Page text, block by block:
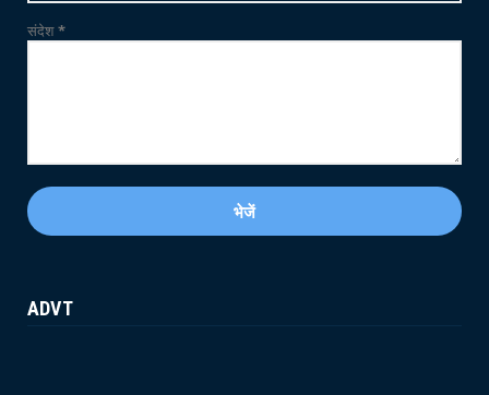
संदेश*
ADVT